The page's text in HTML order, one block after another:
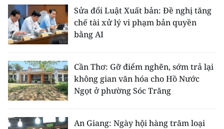
Sửa đổi Luật Xuất bản: Đề nghị tăng
chế tài xử lý vi phạm bản quyền
bằng AI
Cần Thơ: Gỡ điểm nghẽn, sớm trả lại
không gian văn hóa cho Hồ Nước
Ngọt ở phường Sóc Trăng
An Giang: Ngày hội hàng trăm loại